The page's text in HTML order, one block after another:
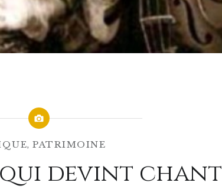
,PATRIMOINE
devint chant